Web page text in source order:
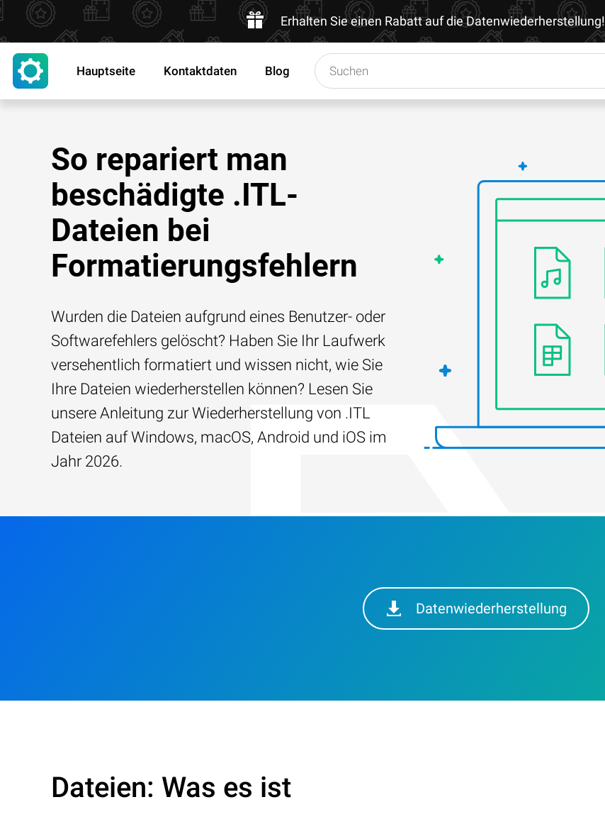
Erhalten Sie einen Rabatt auf die Datenwiederherstellung!
Hauptseite Kontaktdaten Blog
So repariert man
beschädigte .ITL-
Dateien bei
Formatierungsfehlern
Wurden die Dateien aufgrund eines Benutzer- oder
Softwarefehlers gelöscht? Haben Sie Ihr Laufwerk
versehentlich formatiert und wissen nicht, wie Sie
Ihre Dateien wiederherstellen können? Lesen Sie
unsere Anleitung zur Wiederherstellung von .ITL
Dateien auf Windows, macOS, Android und iOS im
Jahr 2026.
Datenwiederherstellung
Dateien: Was es ist